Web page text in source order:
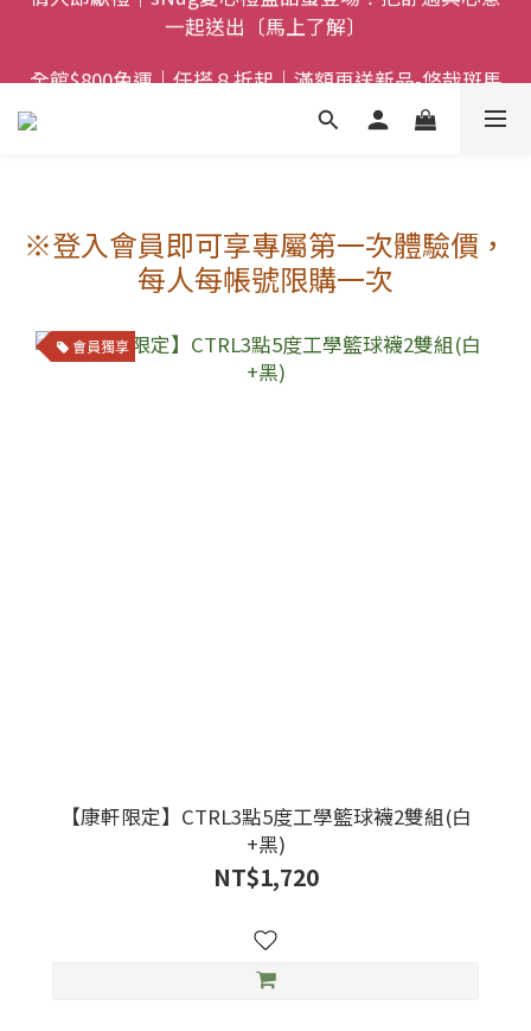
全館$800免運｜任搭８折起｜滿額再送新品-悠哉斑馬
全館$800免運｜任搭８折起｜滿額再送新品-悠哉斑馬
襪〔立即了解〕
※登入會員即可享專屬第一次體驗價，
每人每帳號限購一次
會員獨享
【康軒限定】CTRL3點5度工學籃球襪2雙組(白
+黑)
NT$1,720